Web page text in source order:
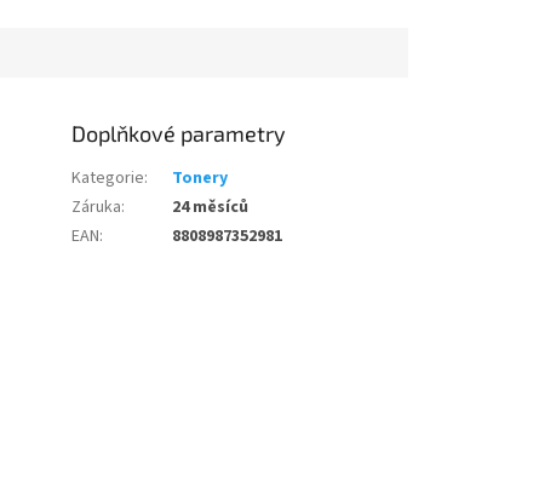
Doplňkové parametry
Kategorie:
Tonery
Záruka:
24 měsíců
EAN: 8808987352981